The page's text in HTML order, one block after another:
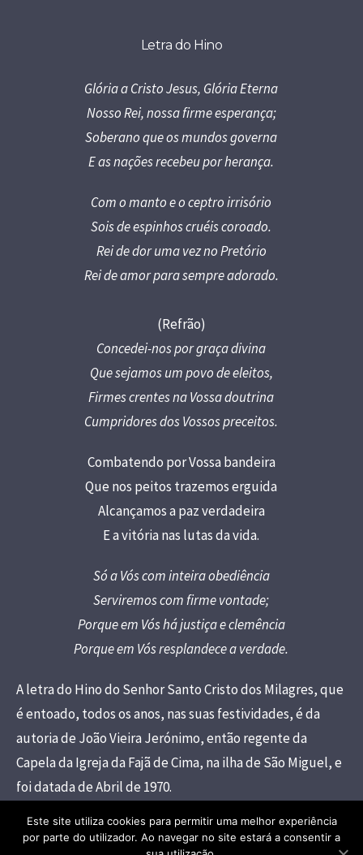
Letra do Hino
Glória a Cristo Jesus, Glória Eterna
Nosso Rei, nossa firme esperança;
Soberano que os mundos governa
E as nações recebeu por herança.
Com o manto e o ceptro irrisório
Sois de espinhos cruéis coroado.
Rei de dor uma vez no Pretório
Rei de amor para sempre adorado.
(Refrão)
Concedei-nos por graça divina
Que sejamos um povo de eleitos,
Firmes crentes na Vossa doutrina
Cumpridores dos Vossos preceitos.
Combatendo por Vossa bandeira
Que nos peitos trazemos erguida
Alcançamos a paz verdadeira
E a vitória nas lutas da vida.
Só a Vós com inteira obediência
Serviremos com firme vontade;
Porque em Vós há justiça e clemência
Porque em Vós resplandece a verdade.
A letra do Hino do Senhor Santo Cristo dos Milagres, que
é entoado, todos os anos, nas suas festividades, é da
autoria de João Vieira Jerónimo, então regente da
Capela da Igreja da Fajã de Cima, na ilha de São Miguel, e
foi datada de Abril de 1970.
Este site utiliza cookies para permitir uma melhor experiência
por parte do utilizador. Ao navegar no site estará a consentir a